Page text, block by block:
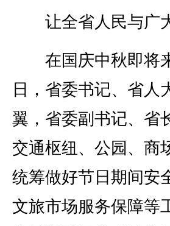
让全省人民与广
在国庆中秋即将
日，省委书记、省人
翼，省委副书记、省
交通枢纽、公园、商
统筹做好节日期间安
文旅市场服务保障等